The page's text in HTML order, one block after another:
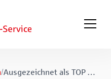
/ Ausgezeichnet als TOP Makler 2026 – Danke für Ihr Vertrauen!